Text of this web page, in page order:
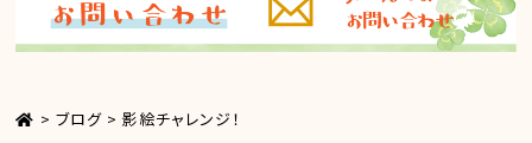
> ブログ>影絵チャレンジ！